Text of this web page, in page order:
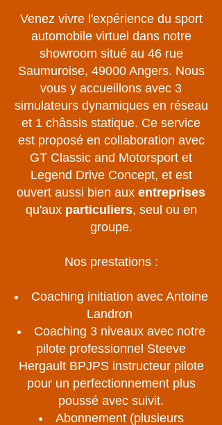
Venez vivre l'expérience du sport
automobile virtuel dans notre
showroom situé au 46 rue
Saumuroise, 49000 Angers. Nous
vous y accueillons avec 3
simulateurs dynamiques en réseau
et 1 châssis statique. Ce service
est proposé en collaboration avec
GT Classic and Motorsport et
Legend Drive Concept, et est
ouvert aussi bien aux entreprises
qu'aux particuliers, seul ou en
groupe.
Nos prestations :
Coaching initiation avec Antoine
Landron
Coaching 3 niveaux avec notre
pilote professionnel Steeve
Hergault BPJPS instructeur pilote
pour un perfectionnement plus
poussé avec suivit.
Abonnement (plusieurs